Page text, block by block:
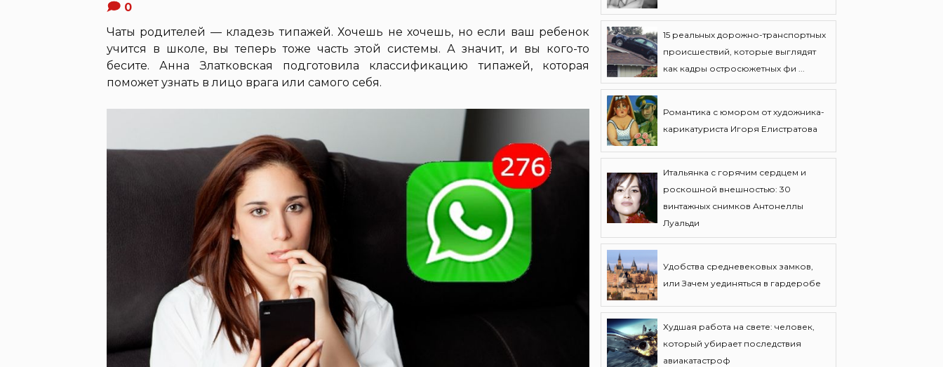
0
Чаты родителей — кладезь типажей. Хочешь не хочешь, но если ваш ребенок
учится в школе, вы теперь тоже часть этой системы. А значит, и вы кого-то
бесите. Анна Златковская подготовила классификацию типажей, которая
поможет узнать в лицо врага или самого себя.
15 реальных дорожно-транспортных
происшествий, которые выглядят
как кадры остросюжетных фи ...
Романтика с юмором от художника-
карикатуриста Игоря Елистратова
Итальянка с горячим сердцем и
роскошной внешностью: 30
винтажных снимков Антонеллы
Луальди
Удобства средневековых замков,
или Зачем уединяться в гардеробе
Худшая работа на свете: человек,
который убирает последствия
авиакатастроф